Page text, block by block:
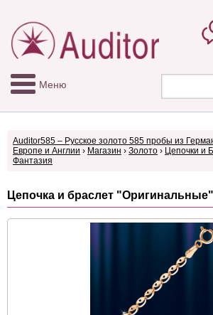
Меню
Auditor585 – Русское золото 585 пробы из
Европе и Англии › Магазин › Золото › Цепочки и
Фантазия
Цепочка и браслет "Оригинальные"